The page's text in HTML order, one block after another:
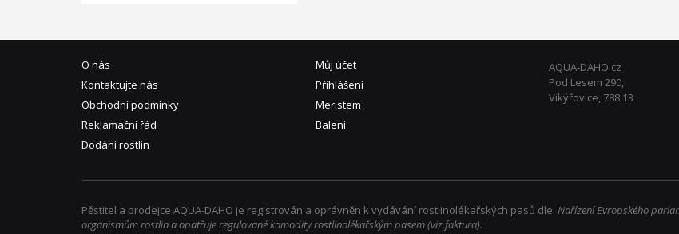
O nás
Kontaktujte nás
Obchodní podmínky
Reklamační řád
Dodání rostlin
Můj účet
Přihlášení
Meristem
Balení
AQUA-DAHO.cz
Pod Lesem 290,
Vikýřovice, 788 13
Pěstitel a prodejce AQUA-DAHO je registrován a oprávněn k vydávání rostlinolékařských pasů dle: Nařízení Evropského
organismům rostlin a opatřuje regulované komodity rostlinolékařským pasem (viz.faktura).